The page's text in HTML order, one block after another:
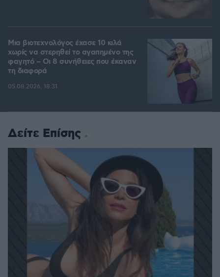
Μια βιοτεχνολόγος έχασε 10 κιλά
χωρίς να στερηθεί το αγαπημένο της
φαγητό – Οι 8 συνήθειες που έκαναν
τη διαφορά
05.08.2026, 18:31
Δείτε Επίσης